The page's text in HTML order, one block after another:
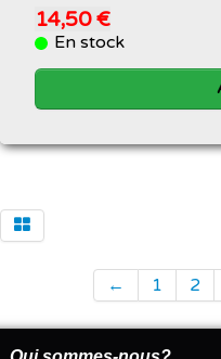
14,50 €
En stock
← 1 2